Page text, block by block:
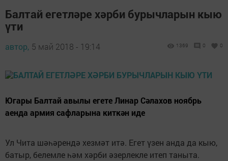
Балтай егетләре хәрби бурычларын кыю
үти
автор, 5 май 2018 - 19:14 1369 0 0
Югары Балтай авылы егете Линар Сәлахов ноябрь
аенда армия сафларына киткән иде
Ул Чита шәһәрендә хезмәт итә. Егет үзен анда да кыю,
батыр, белемле һәм хәрби әзерлекле итеп таныта.